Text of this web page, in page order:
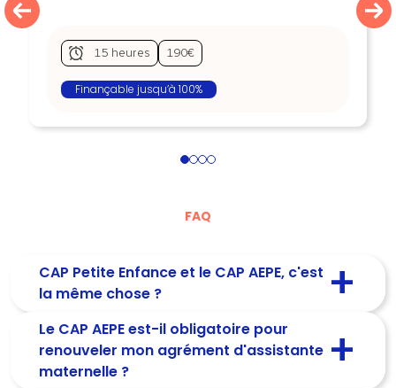
15 heures 190€
Finançable jusqu’à 100%
1234
FAQ
CAP Petite Enfance et le CAP AEPE, c'est
la même chose ?
Le CAP AEPE est-il obligatoire pour
renouveler mon agrément d'assistante
maternelle ?